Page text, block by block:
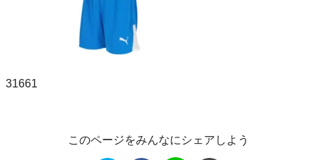
31661
このページをみんなにシェアしよう